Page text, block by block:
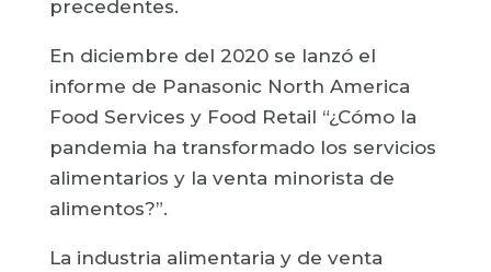
precedentes.
En diciembre del 2020 se lanzó el
informe de Panasonic North America
Food Services y Food Retail “¿Cómo la
pandemia ha transformado los servicios
alimentarios y la venta minorista de
alimentos?”.
La industria alimentaria y de venta